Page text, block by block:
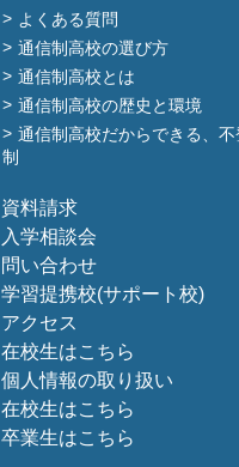
よくある質問
通信制高校の選び方
通信制高校とは
通信制高校の歴史と環境
通信制高校だからできる、
制
資料請求
入学相談会
問い合わせ
学習提携校(サポート校)
アクセス
在校生はこちら
個人情報の取り扱い
在校生はこちら
卒業生はこちら